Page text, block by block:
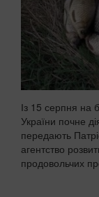
Із 15 серпня на
України почне
передають
агентство
продовольчих